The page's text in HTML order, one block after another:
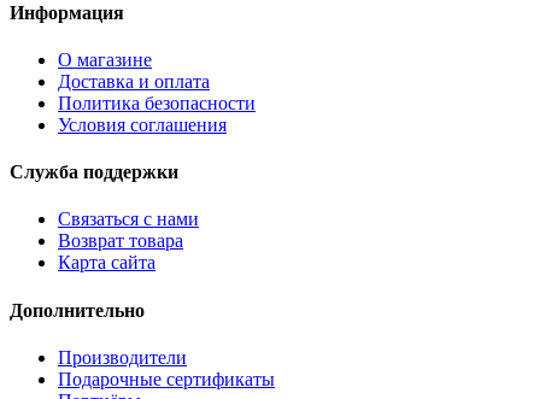
Информация
О магазине
Доставка и оплата
Политика безопасности
Условия соглашения
Служба поддержки
Связаться с нами
Возврат товара
Карта сайта
Дополнительно
Производители
Подарочные сертификаты